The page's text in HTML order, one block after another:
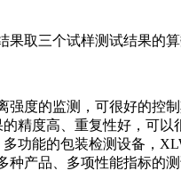
取三个试样测试结果的算
度的监测，可很好的控
精度高、重复性好，可以
功能的包装检测设备，
产品、多项性能指标的